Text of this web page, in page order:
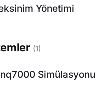
Yönetimi
(1)
Simülasyonu